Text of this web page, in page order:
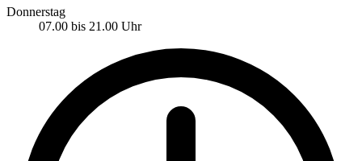
Donnerstag
07.00 bis 21.00 Uhr